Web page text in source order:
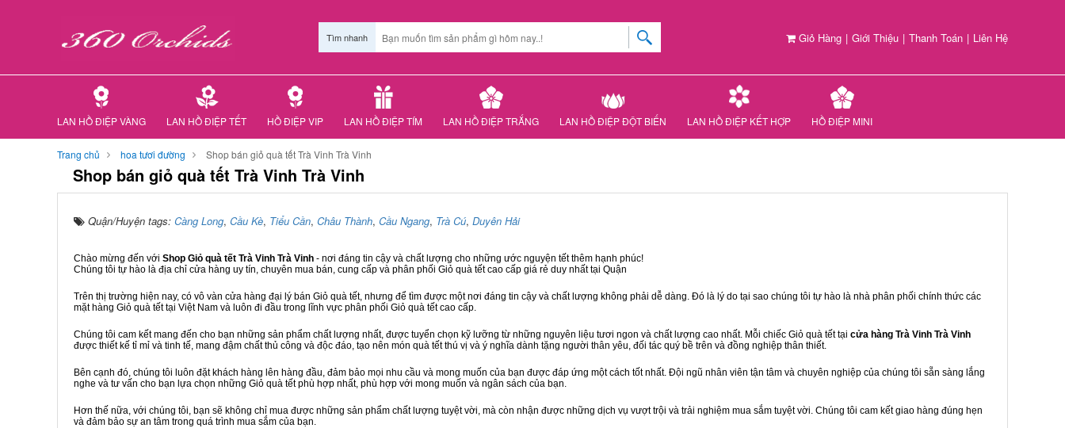
Giỏ Hàng | Giới Thiệu | Thanh Toán | Liên Hệ
Tìm nhanh
LAN HỒ ĐIỆP VÀNG LAN HỒ ĐIỆP TẾT HỒ ĐIỆP VIP LAN HỒ ĐIỆP TÍM LAN HỒ ĐIỆP TRẮNG LAN HỒ ĐIỆP ĐỘT BIẾN LAN HỒ ĐIỆP KẾT HỢP HỒ ĐIỆP MINI
Trang chủ hoa tươi đường Shop bán giỏ quà tết Trà Vinh Trà Vinh
Shop bán giỏ quà tết Trà Vinh Trà Vinh
Quận/Huyện tags: Càng Long, Cầu Kè, Tiểu Cần, Châu Thành, Cầu Ngang, Trà Cú, Duyên Hải
Chào mừng đến với Shop Giỏ quà tết Trà Vinh Trà Vinh - nơi đáng tin cậy và chất lượng cho những ước nguyện tết thêm hạnh phúc!
Chúng tôi tự hào là địa chỉ cửa hàng uy tín, chuyên mua bán, cung cấp và phân phối Giỏ quà tết cao cấp giá rẻ duy nhất tại Quận
Trên thị trường hiện nay, có vô vàn cửa hàng đại lý bán Giỏ quà tết, nhưng để tìm được một nơi đáng tin cậy và chất lượng không phải dễ dàng. Đó là lý do tại sao chúng tôi tự hào là nhà phân phối chính thức các
mặt hàng Giỏ quà tết tại Việt Nam và luôn đi đầu trong lĩnh vực phân phối Giỏ quà tết cao cấp.
Chúng tôi cam kết mang đến cho bạn những sản phẩm chất lượng nhất, được tuyển chọn kỹ lưỡng từ những nguyên liệu tươi ngon và chất lượng cao nhất. Mỗi chiếc Giỏ quà tết tại cửa hàng Trà Vinh Trà Vinh
được thiết kế tỉ mỉ và tinh tế, mang đậm chất thủ công và độc đáo, tạo nên món quà tết thú vị và ý nghĩa dành tặng người thân yêu, đối tác quý bề trên và đồng nghiệp thân thiết.
Bên cạnh đó, chúng tôi luôn đặt khách hàng lên hàng đầu, đảm bảo mọi nhu cầu và mong muốn của bạn được đáp ứng một cách tốt nhất. Đội ngũ nhân viên tận tâm và chuyên nghiệp của chúng tôi sẵn sàng lắng
nghe và tư vấn cho bạn lựa chọn những Giỏ quà tết phù hợp nhất, phù hợp với mong muốn và ngân sách của bạn.
Hơn thế nữa, với chúng tôi, bạn sẽ không chỉ mua được những sản phẩm chất lượng tuyệt vời, mà còn nhận được những dịch vụ vượt trội và trải nghiệm mua sắm tuyệt vời. Chúng tôi cam kết giao hàng đúng hẹn
và đảm bảo sự an tâm trong quá trình mua sắm của bạn.